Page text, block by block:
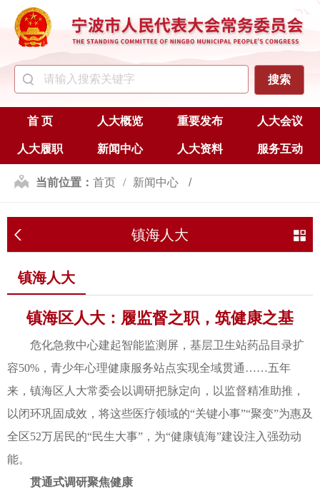
首 页 人大概览 重要发布 人大会议
人大履职 新闻中心 人大资料 服务互动
当前位置： 首页 新闻中心
区（县、市）人大
镇海人大
镇海人大
镇海区人大：履监督之职，筑健康之基
危化急救中心建起智能监测屏，基层卫生站药品目录扩
容50%，青少年心理健康服务站点实现全域贯通……五年
来，镇海区人大常委会以调研把脉定向，以监督精准助推，
以闭环巩固成效，将这些医疗领域的“关键小事”“聚变”为惠及
全区52万居民的“民生大事”，为“健康镇海”建设注入强劲动
能。
贯通式调研聚焦健康